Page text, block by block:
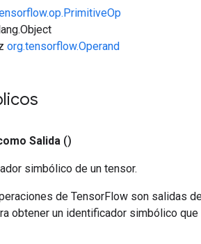
org.tensorflow.Operand
Salida ()
simbólico de un tensor.
de TensorFlow son salidas
obtener un identificador simbólico